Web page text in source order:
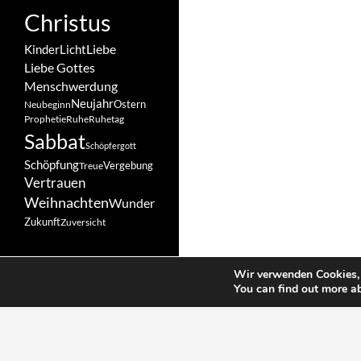
Christus
KinderLichtLiebe
Liebe Gottes
Menschwerdung
NeubeginnNeujahrOstern
ProphetieRuheRuhetag
SabbatSchöpfergott
SchöpfungTreueVergebung
Vertrauen
WeihnachtenWunder
ZukunftZuversicht
Wir verwenden
You can find out more